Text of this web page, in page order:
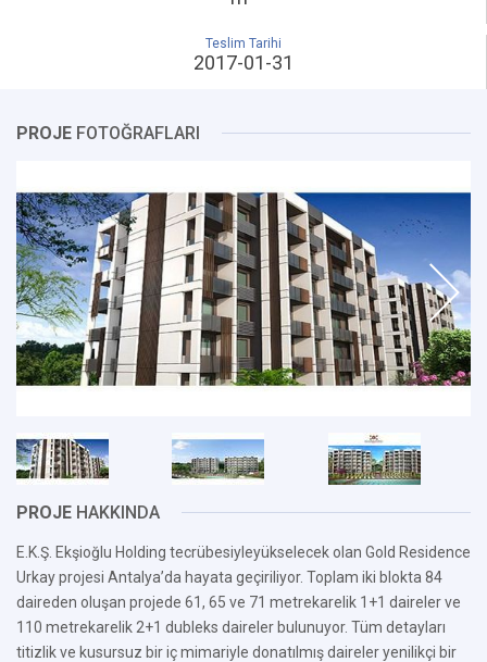
Teslim Tarihi
2017-01-31
PROJE FOTOĞRAFLARI
PROJE HAKKINDA
E.K.Ş. Ekşioğlu Holding tecrübesiyleyükselecek olan Gold Residence
Urkay projesi Antalya’da hayata geçiriliyor. Toplam iki blokta 84
daireden oluşan projede 61, 65 ve 71 metrekarelik 1+1 daireler ve
110 metrekarelik 2+1 dubleks daireler bulunuyor. Tüm detayları
titizlik ve kusursuz bir iç mimariyle donatılmış daireler yenilikçi bir